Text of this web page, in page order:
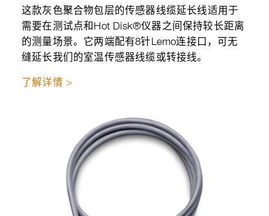
这款灰色聚合物包层的传感器线缆延长线适用于
需要在测试点和Hot Disk®仪器之间保持较长距离
的测量场景。它两端配有8针Lemo连接口，可无
缝延长我们的室温传感器线缆或转接线。
了解详情 >